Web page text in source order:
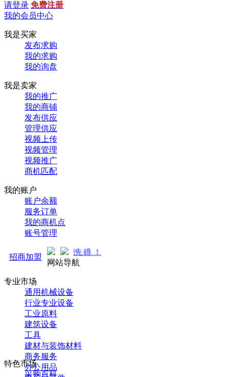
请登录 免费注册
我的会员中心
我是买家
发布求购
我的求购
我的询盘
我是卖家
我的推广
我的商铺
发布供应
管理供应
视频上传
视频管理
视频推广
商机匹配
我的账户
账户余额
服务订单
我的商机点
账号管理
招商加盟
网站导航
专业市场
通用机械设备
行业专业设备
工业原料
建筑设备
工具
建材与装饰材料
商务服务